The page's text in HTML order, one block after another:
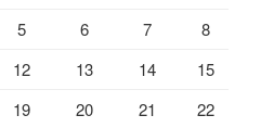
5 6 7
8
12 13 14
15
19 20 21
22